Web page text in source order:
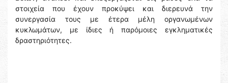
στοιχεία που έχουν προκύψει και διερευνά την
συνεργασία τους με έτερα μέλη οργανωμένων
κυκλωμάτων, με ίδιες ή παρόμοιες εγκληματικές
δραστηριότητες.